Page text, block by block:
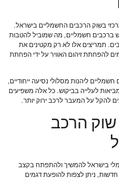
בשוק הרכבים החשמליים בישראל.
ברכבים חשמליים, מה שמוביל להטבות
תמריצים אלו לא רק מקטינים את
להפחתת זיהום האוויר על ידי הפחתת
ליהנות מסלולי נסיעה ייחודיים,
לעלייה בביקוש. כל אלה משפיעים
להקל על המעבר לרכב ירוק יותר.
שוק הרכב
בישראל להמשיך ולהתפתח בקצב
ניתן לצפות להופעת דגמים